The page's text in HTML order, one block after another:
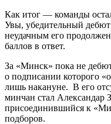
Как итог — команды
Увы, убедительный дебют
неудачным его
баллов в ответ.
За «Минск» пока не
о подписании которого
лишь накануне. В его
минчан стал Александар
присоединившийся к
подборов.